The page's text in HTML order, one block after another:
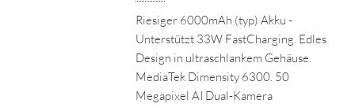
Riesiger 6000mAh (typ) Akku -
Unterstützt 33W FastCharging. Edles
Design in ultraschlankem Gehäuse.
MediaTek Dimensity 6300. 50
Megapixel AI Dual-Kamera